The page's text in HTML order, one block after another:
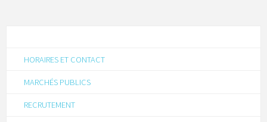
HORAIRES ET CONTACT
MARCHÉS PUBLICS
RECRUTEMENT